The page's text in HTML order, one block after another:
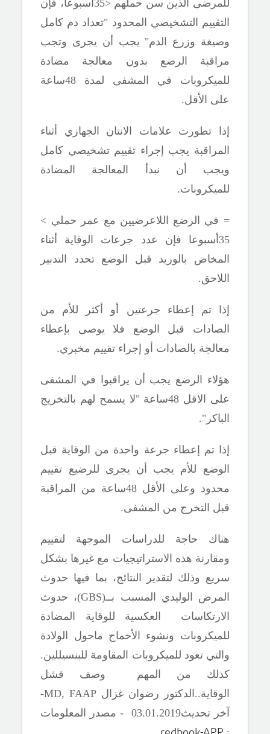
للمرضى الذين سن حملهم <35أسبوعا، فإن
التقييم التشخيصي المحدود "تعداد دم كامل
وصيغة وزرع الدم" يجب أن يجرى وتجب
مراقبة الرضع بدون معالجة مضادة
للميكروبات في المشفى لمدة 48ساعة
على الأقل.
إذا تطورت علامات الانتان الجهازي أثناء
المراقبة يجب إجراء تقييم تشخيصي كامل
ويجب أن نبدأ المعالجة المضادة
للميكروبات.
= في الرضع اللاعرضيين مع عمر حملي >
35أسبوعا فإن عدد جرعات الوقاية أثناء
المخاض بالوريد قبل الوضع تحدد التدبير
اللاحق.
إذا تم إعطاء جرعتين أو أكثر للأم من
الصادات قبل الوضع فلا يوصى بإعطاء
معالجة بالصادات أو إجراء تقييم مخبري.
هؤلاء الرضع يجب أن يراقبوا في المشفى
على الاقل 48ساعة "لا يسمح لهم بالتخريج
الباكر".
إذا تم إعطاء جرعة واحدة من الوقاية قبل
الوضع للأم يجب أن يجرى للرضيع تقييم
محدود وعلى الأقل 48ساعة من المراقبة
قبل التخرج من المشفى.
هناك حاجة للدراسات الموجهة لتقييم
ومقارنة هذه الاستراتيجيات مع غيرها بشكل
سريع وذلك لتقدير النتائج، بما فيها حدوث
المرض الوليدي
المسبب بــ(GBS)، حدوث
الارتكاسات العكسية للوقاية المضادة
للميكروبات ونشوء الأخماج ماحول الولادة
والتي تعود للميكروبات المقاومة للبنسيللين.
كذلك من المهم وصف فشل
الوقاية.. الدكتور رضوان غزال MD, FAAP
-
خر تحديث03 .01.20
19 - مصدر المعلومات